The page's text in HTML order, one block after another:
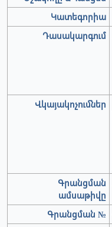
Կատեգորիա
Դասակարգում
Վկայակոչումներ
Գրանցման
ամսաթիվը
Գրանցման №